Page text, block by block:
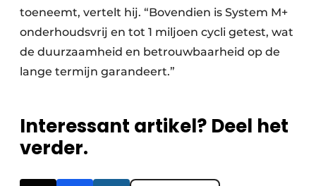
toeneemt, vertelt hij. “Bovendien is System M+
onderhoudsvrij en tot 1 miljoen cycli getest, wat
de duurzaamheid en betrouwbaarheid op de
lange termijn garandeert.”
Interessant artikel? Deel het
verder.